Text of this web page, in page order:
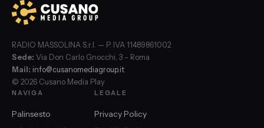
RADIO MASSOLINA S.r.l. — P. IVA 11489861002
Sede: Via Don Carlo Gnocchi, 3 – Roma
Mail: info@cusanomediagroup.it
© 2026 Cusano Media Play
NAVIGA
Palinsesto
LEGALE
Privacy Policy